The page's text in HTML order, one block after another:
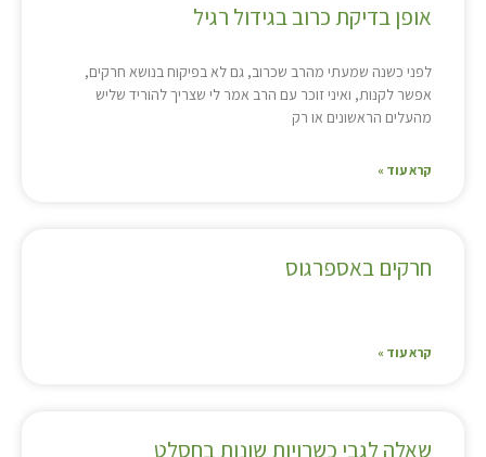
אופן בדיקת כרוב בגידול רגיל
לפני כשנה שמעתי מהרב שכרוב, גם לא בפיקוח בנושא חרקים,
אפשר לקנות, ואיני זוכר עם הרב אמר לי שצריך להוריד שליש
מהעלים הראשונים או רק
קרא עוד »
חרקים באספרגוס
קרא עוד »
שאלה לגבי כשרויות שונות בחסלט